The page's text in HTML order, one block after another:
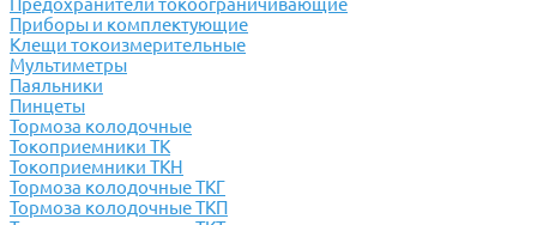
Предохранители токоограничивающие
Приборы и комплектующие
Клещи токоизмерительные
Мультиметры
Паяльники
Пинцеты
Тормоза колодочные
Токоприемники ТК
Токоприемники ТКН
Тормоза колодочные ТКГ
Тормоза колодочные ТКП